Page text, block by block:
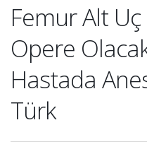
Femur Alt Uç
Opere
Hastada
Türk